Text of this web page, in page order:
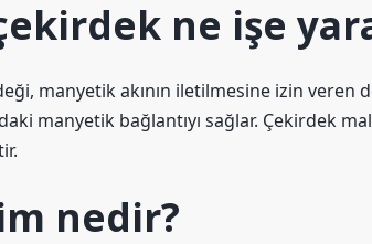
ne işe
manyetik akının iletilmesine izin veren
manyetik bağlantıyı sağlar. Çekirdek
nedir?